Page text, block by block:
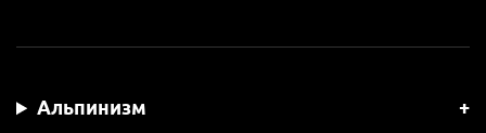
Альпинизм